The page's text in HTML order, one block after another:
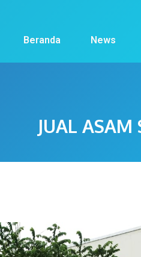
Beranda News
JUAL ASAM